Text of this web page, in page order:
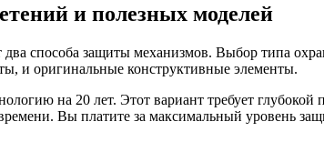
и полезных моделей
два способа защиты механизмов. Выбор типа
и оригинальные конструктивные элементы.
на 20 лет. Этот вариант требует
Вы платите за максимальный уровень